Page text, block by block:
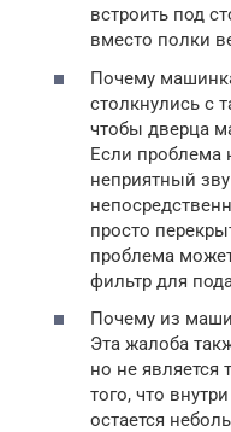
встроить под
вместо полки
Почему
столкнулись с
чтобы дверца
Если проблема
неприятный
просто
проблема
фильтр для
Почему из
Эта жалоба
но не является
того, что
остается